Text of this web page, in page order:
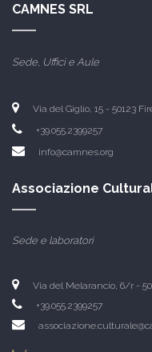
CAMNES SRL
Sede, Uffici e Aule
Via del Giglio, 15 - 50123
+39.055.2399257
info@camnes.org
Associazione
Sede e laboratori
Via del Melarancio, 6/r -
+39.055.2399257